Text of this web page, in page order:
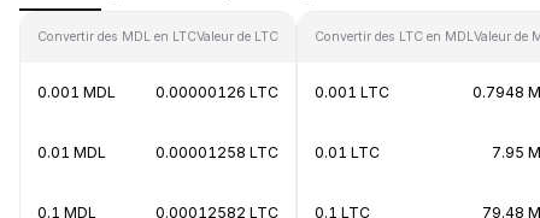
Convertir des MDL en LTCValeur de LTC
0.001 MDL 0.00000126 LTC
0.01 MDL 0.00001258 LTC
0.1 MDL 0.00012582 LTC
Convertir des LTC en MDL Valeur de
0.001 LTC 0.7948
0.01 LTC 7.95
0.1 LTC 79.48